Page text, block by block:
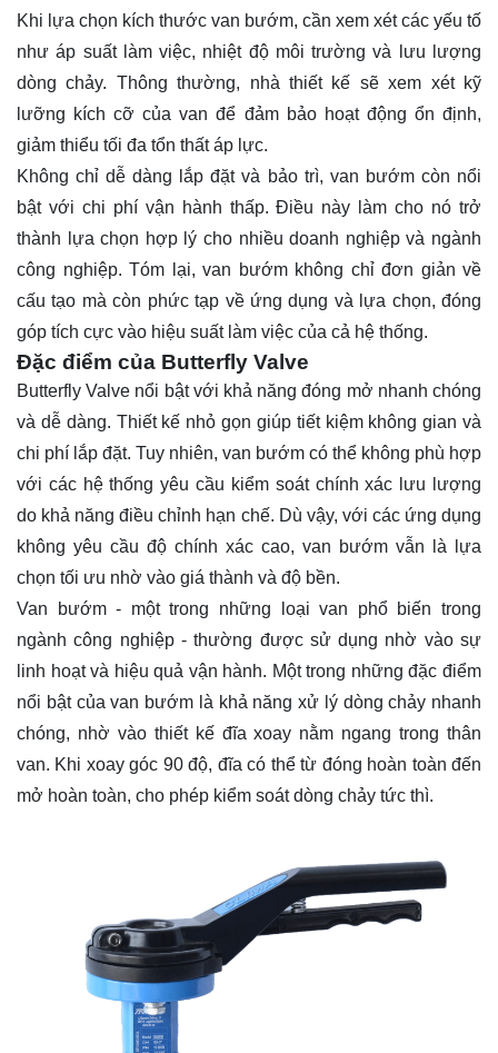
Khi lựa chọn kích thước van bướm, cần xem xét các yếu tố
như áp suất làm việc, nhiệt độ môi trường và lưu lượng
dòng chảy. Thông thường, nhà thiết kế sẽ xem xét kỹ
lưỡng kích cỡ của van để đảm bảo hoạt động ổn định,
giảm thiểu tối đa tổn thất áp lực.
Không chỉ dễ dàng lắp đặt và bảo trì, van bướm còn nổi
bật với chi phí vận hành thấp. Điều này làm cho nó trở
thành lựa chọn hợp lý cho nhiều doanh nghiệp và ngành
công nghiệp. Tóm lại, van bướm không chỉ đơn giản về
cấu tạo mà còn phức tạp về ứng dụng và lựa chọn, đóng
góp tích cực vào hiệu suất làm việc của cả hệ thống.
Đặc điểm của Butterfly Valve
Butterfly Valve nổi bật với khả năng đóng mở nhanh chóng
và dễ dàng. Thiết kế nhỏ gọn giúp tiết kiệm không gian và
chi phí lắp đặt. Tuy nhiên, van bướm có thể không phù hợp
với các hệ thống yêu cầu kiểm soát chính xác lưu lượng
do khả năng điều chỉnh hạn chế. Dù vậy, với các ứng dụng
không yêu cầu độ chính xác cao, van bướm vẫn là lựa
chọn tối ưu nhờ vào giá thành và độ bền.
Van bướm - một trong những loại van phổ biến trong
ngành công nghiệp - thường được sử dụng nhờ vào sự
linh hoạt và hiệu quả vận hành. Một trong những đặc điểm
nổi bật của van bướm là khả năng xử lý dòng chảy nhanh
chóng, nhờ vào thiết kế đĩa xoay nằm ngang trong thân
van. Khi xoay góc 90 độ, đĩa có thể từ đóng hoàn toàn đến
mở hoàn toàn, cho phép kiểm soát dòng chảy tức thì.